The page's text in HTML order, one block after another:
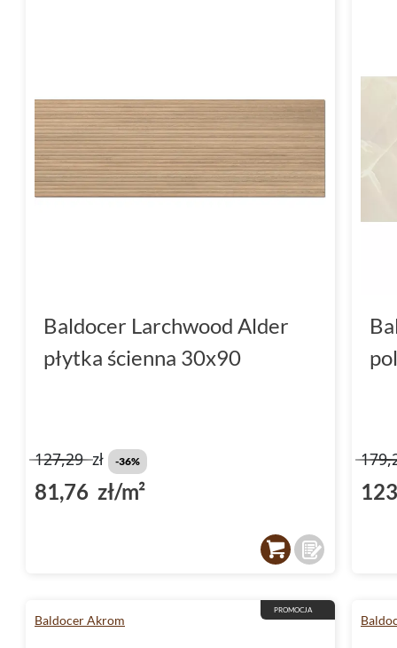
Baldocer Larchwood Alder
płytka ścienna 30x90
127,29zł -36%
81,76 zł/m²
PROMOCJA
Baldocer Akrom